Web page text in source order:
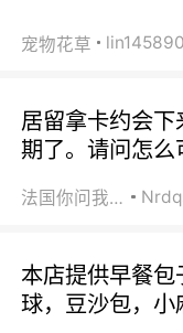
宠物花草
居留拿卡约会
期了。请问怎
法国你问我答
本店提供早餐
球，豆沙包，